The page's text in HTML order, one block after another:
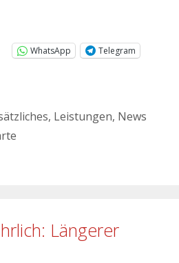
WhatsApp
Telegram
, Leistungen, News
Längerer